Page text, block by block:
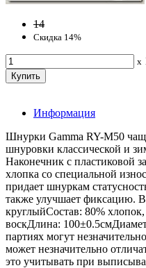
14
Скидка 14%
x
Информация
Шнурки Gamma RY-M50
шнуровки классической и
Наконечник с пластиковой
хлопка со специальной
придает шнуркам
также улучшает фиксацию.
круглыйСостав: 80%
воскДлина:
партиях могут
может незначительно
это учитывать при